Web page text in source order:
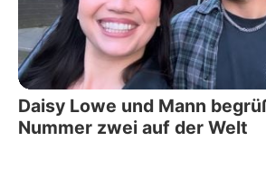
Daisy Lowe und Mann
Nummer zwei auf der Welt